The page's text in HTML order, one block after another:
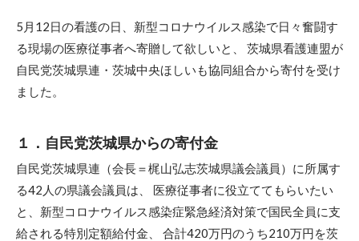
5月12日の看護の日、新型コロナウイルス感染で日々奮闘す
る現場の医療従事者へ寄贈して欲しいと、 茨城県看護連盟が
自民党茨城県連・茨城中央ほしいも協同組合から寄付を受け
ました。
１．自民党茨城県からの寄付金
自民党茨城県連（会長＝梶山弘志茨城県議会議員）に所属す
る42人の県議会議員は、 医療従事者に役立ててもらいたい
と、新型コロナウイルス感染症緊急経済対策で国民全員に支
給される特別定額給付金、 合計420万円のうち210万円を茨